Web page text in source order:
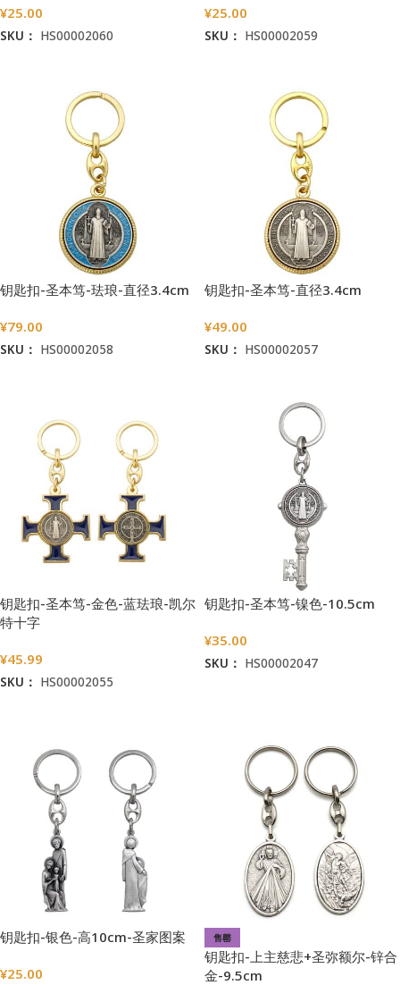
¥25.00
SKU： HS00002060
¥25.00
SKU： HS00002059
钥匙扣-圣本笃-珐琅-直径3.4cm
¥79.00
SKU： HS00002058
钥匙扣-圣本笃-直径3.4cm
¥49.00
SKU： HS00002057
钥匙扣-圣本笃-金色-蓝珐琅-凯尔
特十字
¥45.99
SKU： HS00002055
钥匙扣-圣本笃-镍色-10.5cm
¥35.00
SKU： HS00002047
钥匙扣-银色-高10cm-圣家图案
¥25.00
售罄
钥匙扣-上主慈悲+圣弥额尔-锌合
金-9.5cm